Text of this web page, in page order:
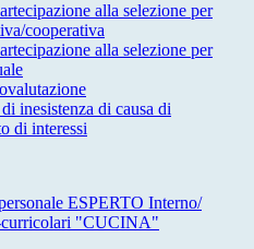
alla selezione per
cooperativa
alla selezione per
inesistenza di causa di
di interessi
ESPERTO Interno/
curricolari "CUCINA"